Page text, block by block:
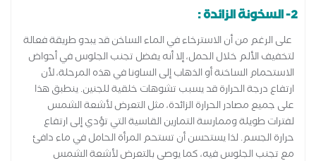
2- السخونة الزائدة :
على الرغم من أن الاسترخاء في الماء الساخن قد يبدو طريقة فعالة
لتخفيف الألم خلال الحمل، إلا أنه يفضل تجنب الجلوس في أحواض
الاستحمام الساخنة أو الذهاب إلى الساونا في هذه المرحلة، لأن
ارتفاع درجة الحرارة قد يسبب تشوهات خلقية للجنين. ينطبق هذا
على جميع مصادر الحرارة الزائدة، مثل التعرض لأشعة الشمس
لفترات طويلة وممارسة التمارين القاسية التي تؤدي إلى ارتفاع
حرارة الجسم. لذا يستحسن أن تستحم المرأة الحامل في ماء دافئ
مع تجنب الجلوس فيه، كما يوصى بالتعرض لأشعة الشمس